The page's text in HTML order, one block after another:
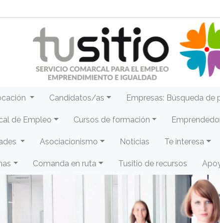
Candidatos/as Empresas: Búsqueda de
de Empleo Cursos de formación
Asociacionismo Noticias Te interesa
Comanda en ruta Tusitio de recursos